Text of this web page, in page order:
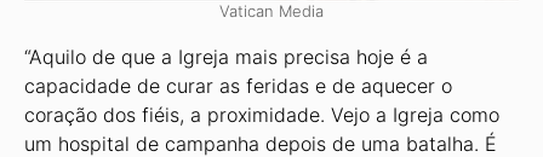
Vatican Media
“Aquilo de que a Igreja mais precisa hoje é a
capacidade de curar as feridas e de aquecer o
coração dos fiéis, a proximidade. Vejo a Igreja como
um hospital de campanha depois de uma batalha. É